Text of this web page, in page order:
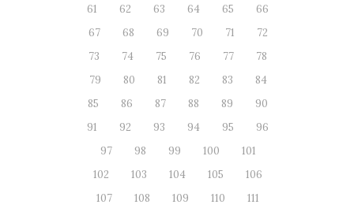
61
62 63 64 65
66
67
68 69 70 71
72
73
74 75 76 77
78
79
80 81 82 83
84
85
86 87 88 89
90
91
92 93 94 95
96
97
98 99 100
101
102
103 104 105
106
107
108 109 110
111